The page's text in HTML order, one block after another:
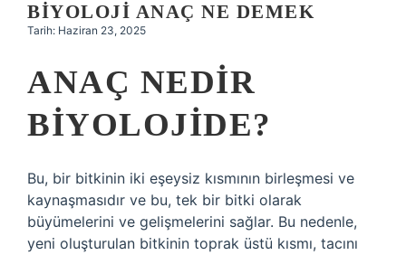
BIYOLOJI ANAÇ NE DEMEK
Tarih: Haziran 23, 2025
ANAÇ NEDIR
BIYOLOJIDE?
Bu, bir bitkinin iki eşeysiz kısmının birleşmesi ve
kaynaşmasıdır ve bu, tek bir bitki olarak
büyümelerini ve gelişmelerini sağlar. Bu nedenle,
yeni oluşturulan bitkinin toprak üstü kısmı, tacını